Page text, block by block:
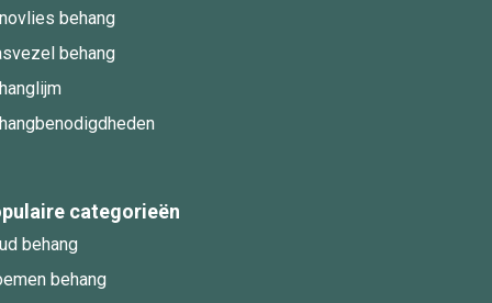
behang
behang
categorieën
behang
behang